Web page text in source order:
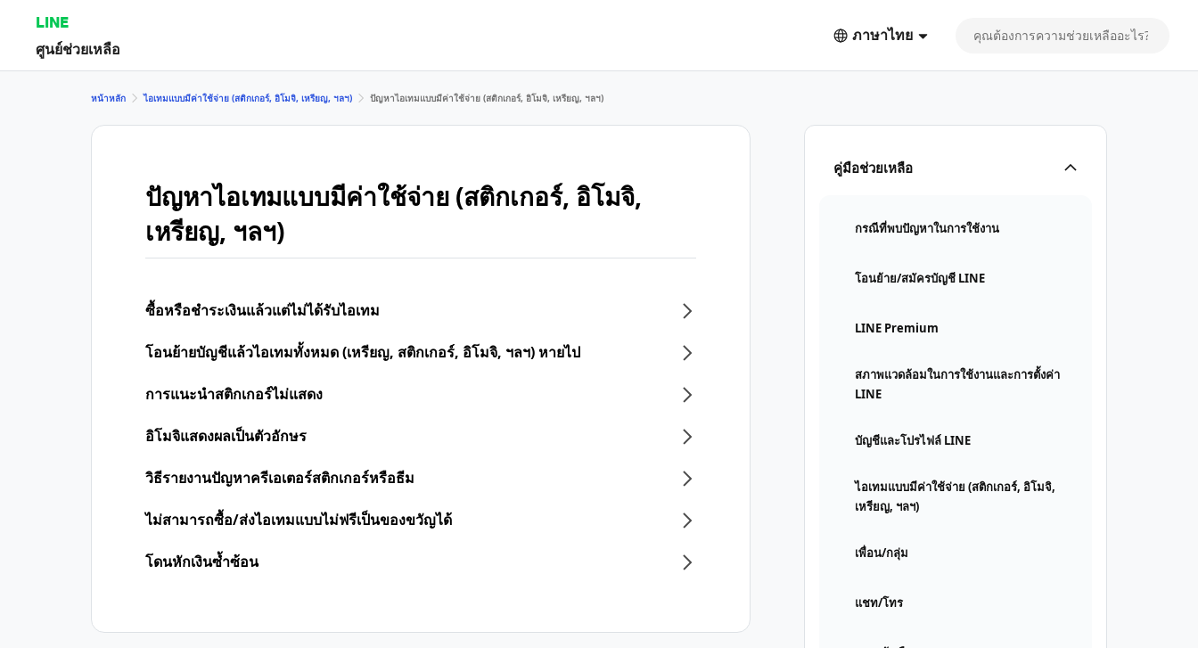
LINE
ศูนย์ช่วยเหลือ
ภาษาไทย
คู่มือช่วยเหลือ
กรณีที่พบปัญหาในการใช้งาน
โอนย้าย/สมัครบัญชี LINE
LINE Premium
สภาพแวดล้อมในการใช้งานและการตั้งค่า
LINE
บัญชีและโปรไฟล์ LINE
ไอเทมแบบมีค่าใช้จ่าย (สติกเกอร์, อิโมจิ,
เหรียญ, ฯลฯ)
เพื่อน/กลุ่ม
แชท/โทร
หน้าหลัก ไอเทมแบบมีค่าใช้จ่าย (สติกเกอร์, อิโมจิ, เหรียญ, ฯลฯ) ปัญหาไอเทมแบบมีค่าใช้จ่าย (สติกเกอร์, อิโมจิ, เหรียญ, ฯลฯ)
ปัญหาไอเทมแบบมีค่าใช้จ่าย (สติกเกอร์, อิโมจิ,
เหรียญ, ฯลฯ)
ซื้อหรือชำระเงินแล้วแต่ไม่ได้รับไอเทม
โอนย้ายบัญชีแล้วไอเทมทั้งหมด (เหรียญ, สติกเกอร์, อิโมจิ, ฯลฯ) หายไป
การแนะนำสติกเกอร์ไม่แสดง
อิโมจิแสดงผลเป็นตัวอักษร
วิธีรายงานปัญหาครีเอเตอร์สติกเกอร์หรือธีม
ไม่สามารถซื้อ/ส่งไอเทมแบบไม่ฟรีเป็นของขวัญได้
โดนหักเงินซ้ำซ้อน